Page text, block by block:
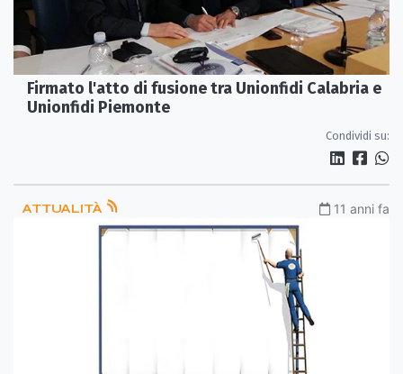
Firmato l'atto di fusione tra Unionfidi Calabria e
Unionfidi Piemonte
Condividi su:
ATTUALITÀ 11 anni fa